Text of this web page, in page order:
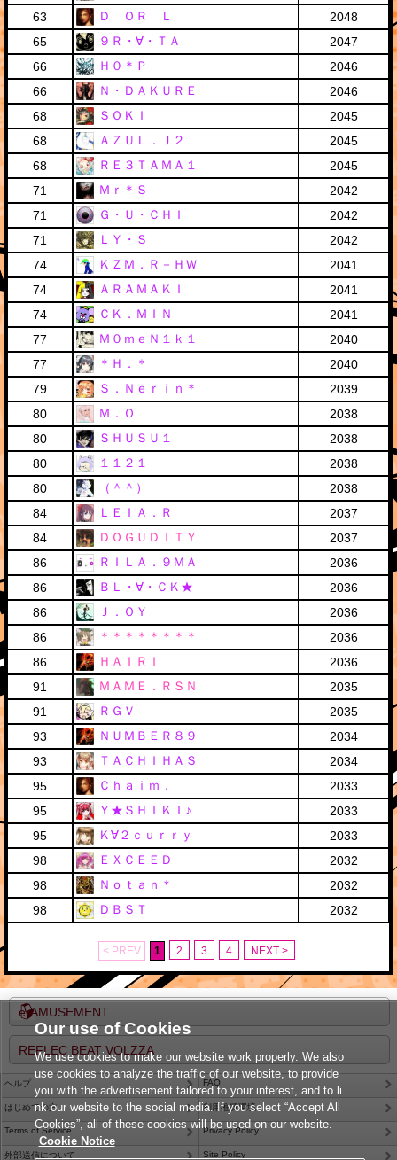
63
Ｄ ＯＲ Ｌ
2048
65
９Ｒ・∀・ＴＡ
2047
66
Ｈ０＊Ｐ
2046
66
Ｎ・ＤＡＫＵＲＥ
2046
68
ＳＯＫＩ
2045
68
ＡＺＵＬ．Ｊ２
2045
68
ＲＥ３ＴＡＭＡ１
2045
71
Ｍｒ＊Ｓ
2042
71
Ｇ・Ｕ・ＣＨＩ
2042
71
ＬＹ・Ｓ
2042
74
ＫＺＭ．Ｒ－ＨＷ
2041
74
ＡＲＡＭＡＫＩ
2041
74
ＣＫ．ＭＩＮ
2041
77
Ｍ０ｍｅＮ１ｋ１
2040
77
＊Ｈ．＊
2040
79
Ｓ．Ｎｅｒｉｎ＊
2039
80
Ｍ．Ｏ
2038
80
ＳＨＵＳＵ１
2038
80
１１２１
2038
80
（＾＾）
2038
84
ＬＥＩＡ．Ｒ
2037
84
ＤＯＧＵＤＩＴＹ
2037
86
ＲＩＬＡ．９ＭＡ
2036
86
ＢＬ・∀・ＣＫ★
2036
86
Ｊ．ＯＹ
2036
86
＊＊＊＊＊＊＊＊
2036
86
ＨＡＩＲＩ
2036
91
ＭＡＭＥ．ＲＳＮ
2035
91
ＲＧＶ
2035
93
ＮＵＭＢＥＲ８９
2034
93
ＴＡＣＨＩＨＡＳ
2034
95
Ｃｈａｉｍ．
2033
95
Ｙ★ＳＨＩＫＩ♪
2033
95
Ｋ∀２ｃｕｒｒｙ
2033
98
ＥＸＣＥＥＤ
2032
98
Ｎｏｔａｎ＊
2032
98
ＤＢＳＴ 2032
< PREV 1 2 3 4 NEXT >
e-AMUSEMENT
REFLEC BEAT VOLZZA
ヘルプ FAQ
はじめての方 利用推奨環境
Terms of Service Privacy Policy
外部送信について Site Policy
Our use of Cookies
We use cookies to make our website work properly. We also
use cookies to analyze the traffic of our website, to provide
you with the advertisement tailored to your interest, and to li
nk our website to the social media. If you select “Accept All
Cookies”, all of these cookies will be used on our website.
Cookie Notice